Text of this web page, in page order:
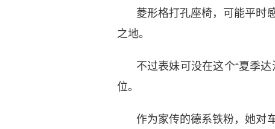
菱形格打孔座椅，可能平时
之地。
不过表妹可没在这个“夏季
位。
作为家传的德系铁粉，她对